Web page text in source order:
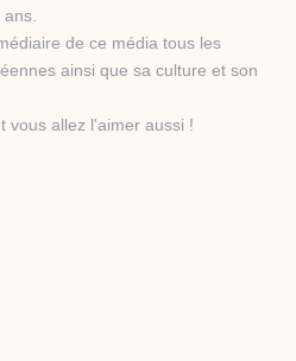
ans.
de ce média tous les
ainsi que sa culture et son
vous allez l'aimer aussi !